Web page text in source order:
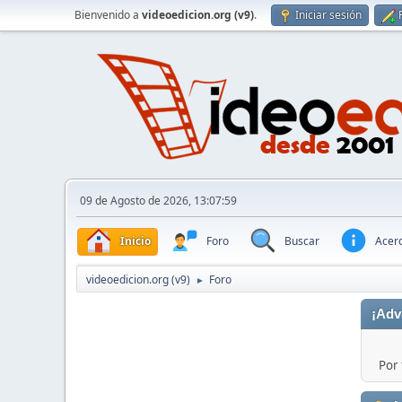
Bienvenido a videoedicion.org (v9). Iniciar sesión
09 de Agosto de 2026, 13:07:59
Inicio Foro Buscar
videoedicion.org (v9) ► Foro
Por